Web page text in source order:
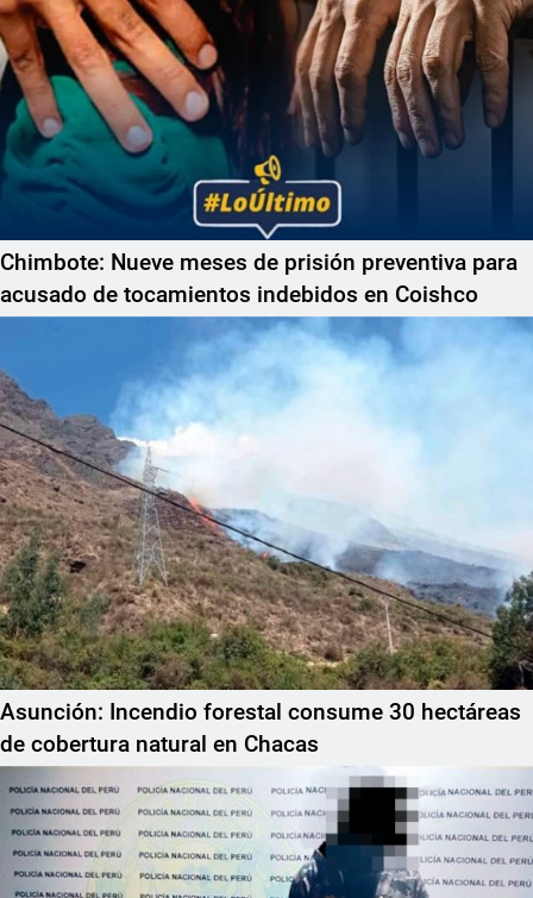
Chimbote: Nueve meses de prisión preventiva para
acusado de tocamientos indebidos en Coishco
Asunción: Incendio forestal consume 30 hectáreas
de cobertura natural en Chacas